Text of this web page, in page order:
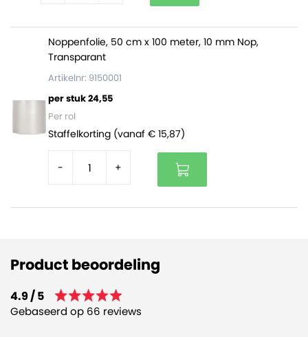
Noppenfolie, 50 cm x 100 meter, 10 mm Nop,
Transparant
Artikelnr: 9150001
per stuk 24,55
Per rol
Staffelkorting (vanaf € 15,87)
- +
Product beoordeling
4.9 / 5
Gebaseerd op 66 reviews